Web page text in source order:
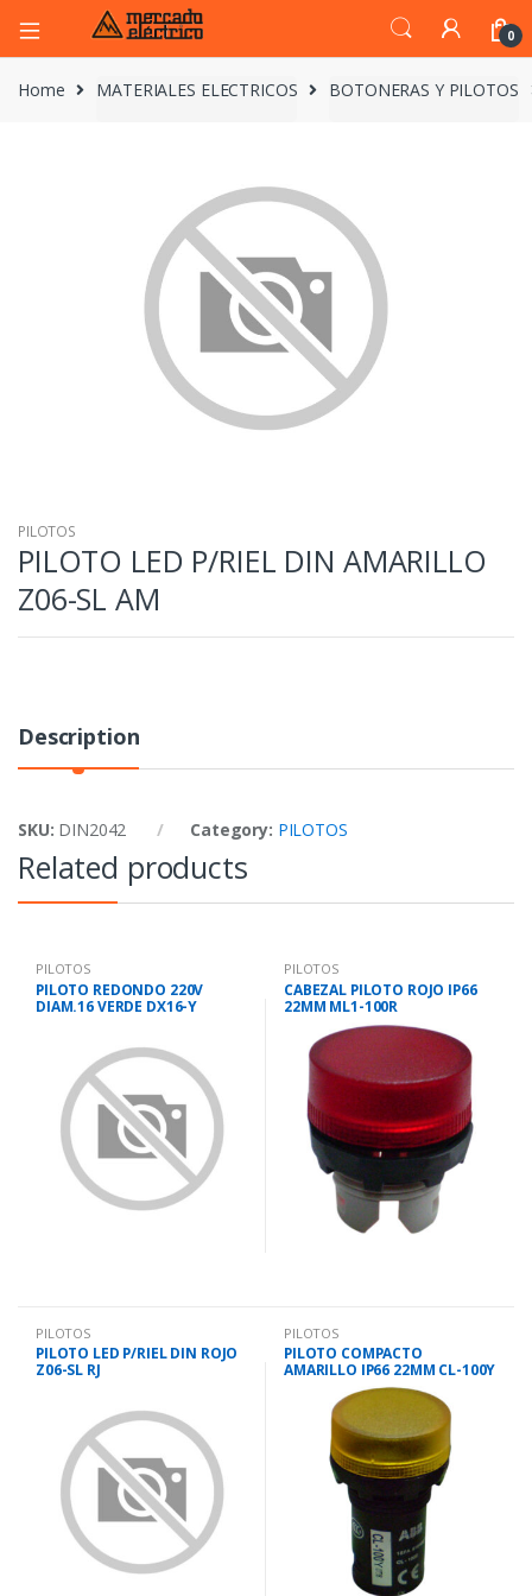
0
Home MATERIALES ELECTRICOS BOTONERAS Y PILOTOS
PILOTOS
PILOTO LED P/RIEL DIN AMARILLO
Z06-SL AM
Description
SKU: DIN2042 Category: PILOTOS
Related products
PILOTOS
PILOTO REDONDO 220V
DIAM.16 VERDE DX16-Y
PILOTOS
CABEZAL PILOTO ROJO IP66
22MM ML1-100R
PILOTOS
PILOTO LED P/RIEL DIN ROJO
Z06-SL RJ
PILOTOS
PILOTO COMPACTO
AMARILLO IP66 22MM CL-100Y